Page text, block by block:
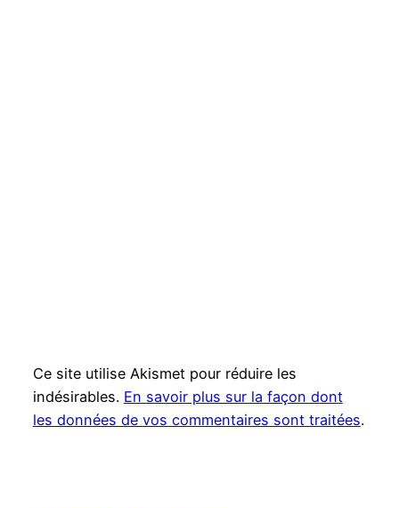
Ce site utilise Akismet pour réduire les
indésirables. En savoir plus sur la façon dont
les données de vos commentaires sont traitées.